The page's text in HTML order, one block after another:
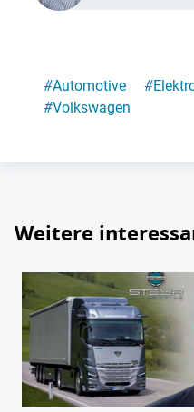
#Automotive #
#Volkswagen
Weitere